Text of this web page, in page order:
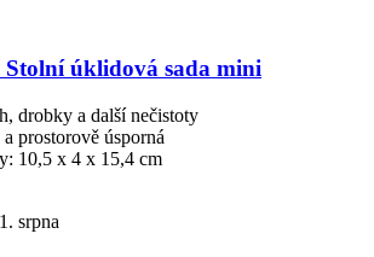
Stolní úklidová sada mini
drobky a další nečistoty
a prostorově úsporná
10,5 x 4 x 15,4 cm
srpna